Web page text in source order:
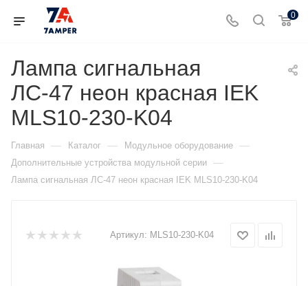
0
Лампа сигнальная
ЛС-47 неон красная IEK
MLS10-230-K04
Главная — Каталог — Модульное оборудование —
Дополнительные устройства модульной серии —
Лампа сигнальная ЛС-47 неон красная IEK MLS10-230-K04
Артикул: MLS10-230-K04